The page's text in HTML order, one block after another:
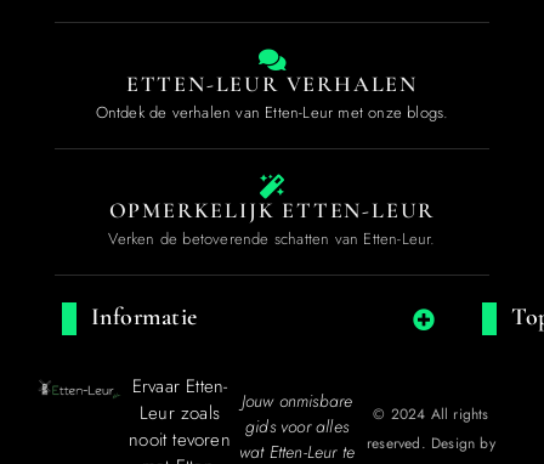
ETTEN-LEUR VERHALEN
Ontdek de verhalen van Etten-Leur met onze blogs.
OPMERKELIJK ETTEN-LEUR
Verken de betoverende schatten van Etten-Leur.
Informatie
Ervaar Etten-
Leur zoals
nooit tevoren
Jouw onmisbare
gids voor alles
wat Etten-Leur te
© 2024 All rights
reserved. Design by